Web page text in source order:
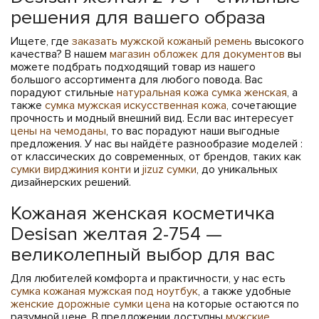
решения для вашего образа
Ищете, где заказать мужской кожаный ремень высокого
качества? В нашем магазин обложек для документов вы
можете подбрать подходящий товар из нашего
большого ассортимента для любого повода. Вас
порадуют стильные натуральная кожа сумка женская, а
также сумка мужская искусственная кожа, сочетающие
прочность и модный внешний вид. Если вас интересует
цены на чемоданы, то вас порадуют наши выгодные
предложения. У нас вы найдёте разнообразие моделей :
от классических до современных, от брендов, таких как
сумки вирджиния конти и jizuz сумки, до уникальных
дизайнерских решений.
Кожаная женская косметичка
Desisan желтая 2-754 —
великолепный выбор для вас
Для любителей комфорта и практичности, у нас есть
сумка кожаная мужская под ноутбук, а также удобные
женские дорожные сумки цена на которые остаются по